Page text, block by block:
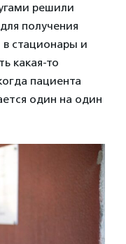
решили
получения
стационары и
какая-то
пациента
один на один